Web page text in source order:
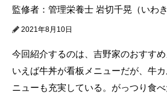
監修者：管理栄養士 岩切千晃（いわき
2021年8月10日
今回紹介するのは、吉野家のおすす
いえば牛丼が看板メニューだが、牛
ニューも充実している。がっつり食